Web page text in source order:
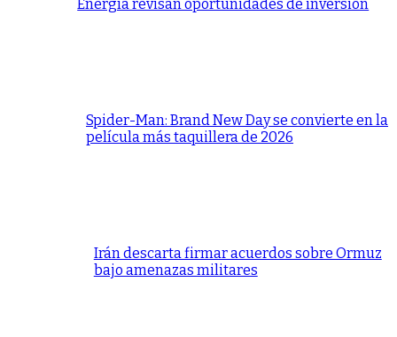
Energía revisan oportunidades de inversión
Spider-Man: Brand New Day se convierte en la
película más taquillera de 2026
Irán descarta firmar acuerdos sobre Ormuz
bajo amenazas militares